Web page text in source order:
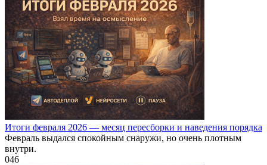
Итоги февраля 2026 — месяц пересборки и наведения порядка
Февраль выдался спокойным снаружи, но очень плотным
внутри.
046